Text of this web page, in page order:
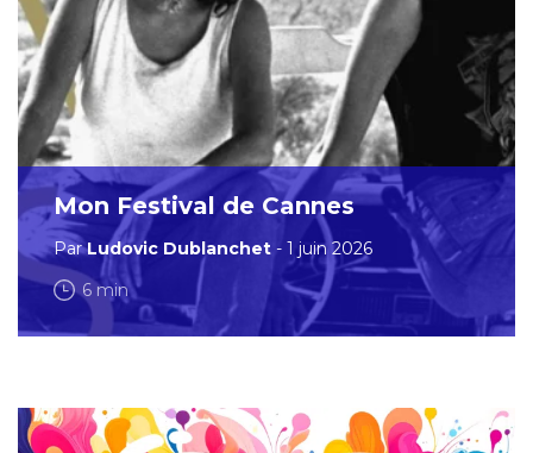
Mon Festival de Cannes
ParLudovic Dublanchet - 1 juin 2026
6 min